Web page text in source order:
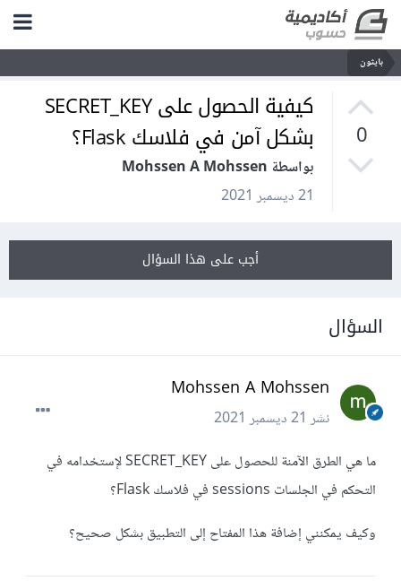
بايثون
0
كيفية الحصول على SECRET_KEY
بشكل آمن في فلاسك Flask؟
بواسطة Mohssen A Mohssen
21 ديسمبر 2021
أجب على هذا السؤال
السؤال
Mohssen A Mohssen
نشر21 ديسمبر 2021
ما هي الطرق الآمنة للحصول على SECRET_KEY لإستخدامه في
التحكم في الجلسات sessions في فلاسك Flask؟
وكيف يمكنني إضافة هذا المفتاح إلى التطبيق بشكل صحيح؟